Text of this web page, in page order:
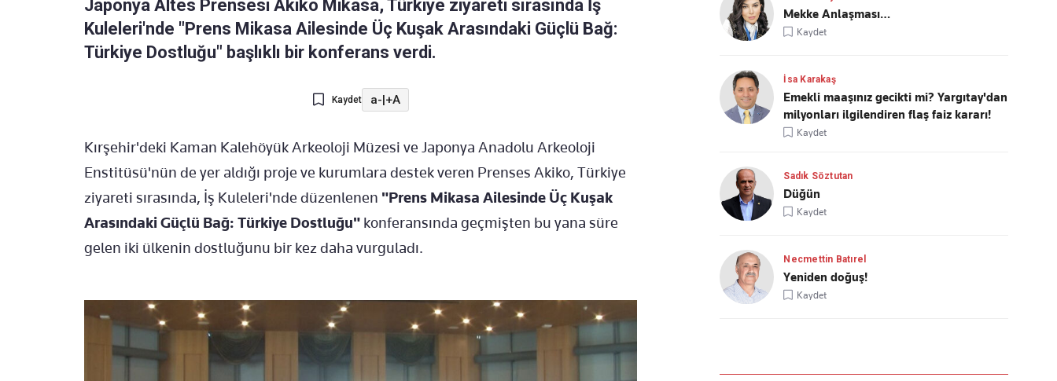
Japonya Altes Prensesi Akiko Mikasa, Türkiye ziyareti sırasında İş
Kuleleri'nde "Prens Mikasa Ailesinde Üç Kuşak Arasındaki Güçlü Bağ:
Türkiye Dostluğu" başlıklı bir konferans verdi.
Kaydet a-|+A
Kırşehir'deki Kaman Kalehöyük Arkeoloji Müzesi ve Japonya Anadolu Arkeoloji
Enstitüsü'nün de yer aldığı proje ve kurumlara destek veren Prenses Akiko, Türkiye
ziyareti sırasında, İş Kuleleri'nde düzenlenen "Prens Mikasa Ailesinde Üç Kuşak
Arasındaki Güçlü Bağ: Türkiye Dostluğu" konferansında geçmişten bu yana süre
gelen iki ülkenin dostluğunu bir kez daha vurguladı.
Mekke Anlaşması…
Kaydet
İsa Karakaş
Emekli maaşınız gecikti mi? Yargıtay'dan
milyonları ilgilendiren flaş faiz kararı!
Kaydet
Sadık Söztutan
Düğün
Kaydet
Necmettin Batırel
Yeniden doğuş!
Kaydet